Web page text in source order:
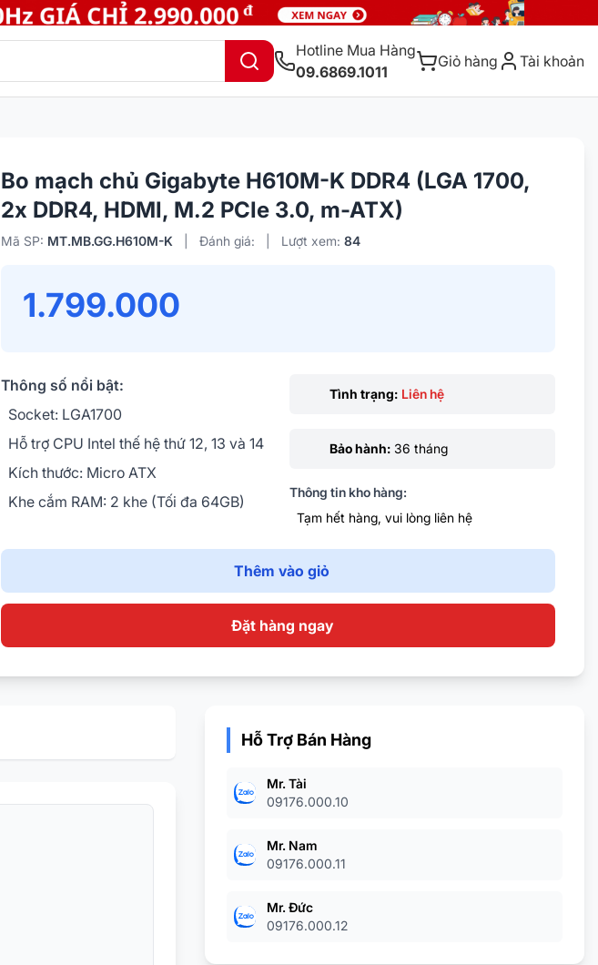
Hotline Mua Hàng
09.6869.1011
Giỏ hàng Tài khoản
Bo mạch chủ Gigabyte H610M-K DDR4 (LGA 1700,
2x DDR4, HDMI, M.2 PCIe 3.0, m-ATX)
Mã SP: MT.MB.GG.H610M-K Đánh giá: Lượt xem: 84
1.799.000
Thông số nổi bật:
Socket: LGA1700
Hỗ trợ CPU Intel thế hệ thứ 12, 13 và 14
Kích thước: Micro ATX
Khe cắm RAM: 2 khe (Tối đa 64GB)
Tình trạng: Liên hệ
Bảo hành:36 tháng
Thông tin kho hàng:
Tạm hết hàng, vui lòng liên hệ
Thêm vào giỏ
Đặt hàng ngay
Hỗ Trợ Bán Hàng
Mr. Tài
09176.000.10
Mr. Nam
09176.000.11
Mr. Đức
09176.000.12